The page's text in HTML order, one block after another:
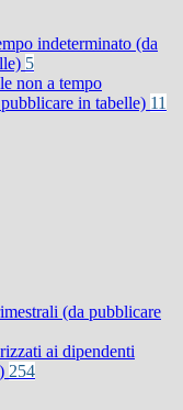
indeterminato (da
5
non a tempo
in tabelle) 11
(da pubblicare
ai dipendenti
254